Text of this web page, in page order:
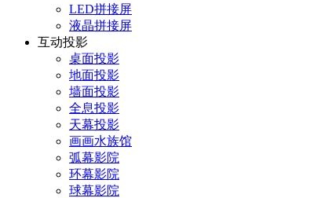
LED拼接屏
液晶拼接屏
互动投影
桌面投影
地面投影
墙面投影
全息投影
天幕投影
画画水族馆
弧幕影院
环幕影院
球幕影院